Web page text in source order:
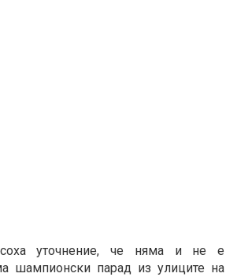
уточнение, че няма и не е
шампионски парад из улиците на